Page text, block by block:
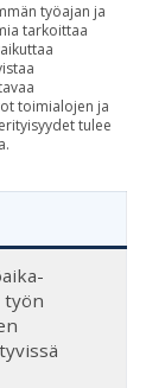
työajan ja
tarkoittaa
toimialojen ja
tulee
työn